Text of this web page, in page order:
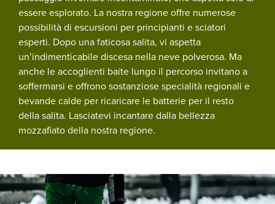
essere esplorato. La nostra regione offre numerose
possibilità di escursioni per principianti e sciatori
esperti. Dopo una faticosa salita, vi aspetta
un’indimenticabile discesa nella neve polverosa. Ma
anche le accoglienti baite lungo il percorso invitano a
soffermarsi e offrono sostanziose specialità regionali e
bevande calde per ricaricare le batterie per il resto
della salita. Lasciatevi incantare dalla bellezza
mozzafiato della nostra regione.